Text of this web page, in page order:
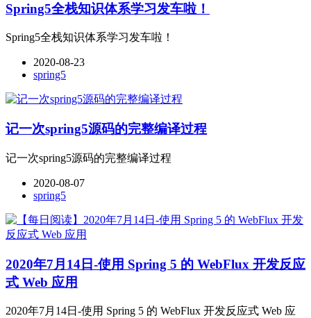
Spring5全栈知识体系学习发车啦！
Spring5全栈知识体系学习发车啦！
2020-08-23
spring5
记一次spring5源码的完整编译过程
记一次spring5源码的完整编译过程
2020-08-07
spring5
2020年7月14日-使用 Spring 5 的 WebFlux 开发反应
式 Web 应用
2020年7月14日-使用 Spring 5 的 WebFlux 开发反应式 Web 应